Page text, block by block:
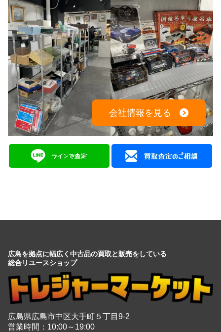
会社情報を見る
広島を拠点に幅広く中古品の買取と販売をしている
総合リユースショップ
広島県広島市中区大手町５丁目9-2
営業時間：10:00～19:00